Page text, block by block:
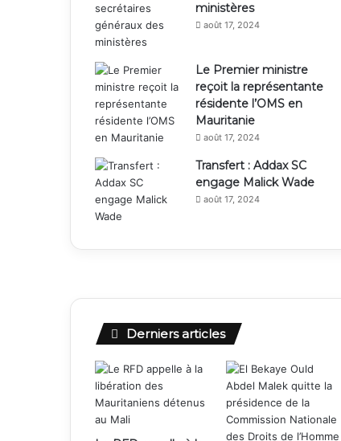
ministères
août 17, 2024
Le Premier ministre
reçoit la représentante
résidente l’OMS en
Mauritanie
août 17, 2024
Transfert : Addax SC
engage Malick Wade
août 17, 2024
Derniers articles